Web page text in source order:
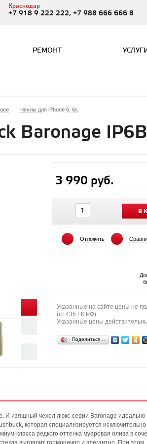
Краснодар
+7 918 9 222 222, +7 988 666 666 8
РЕМОНТ
Чехлы для iPhone 6, 6s
Baronage
3 990 руб.
В
Отложить
Указанные на сайте цены не
(ст.435 ГК РФ).
Указанные цены
Поделиться…
И изящный чехол люкс-серии Baronage идеально
которая специализируется
класса редкого оттенка муаровая олива в
выглядит гармонично и элегантно. При